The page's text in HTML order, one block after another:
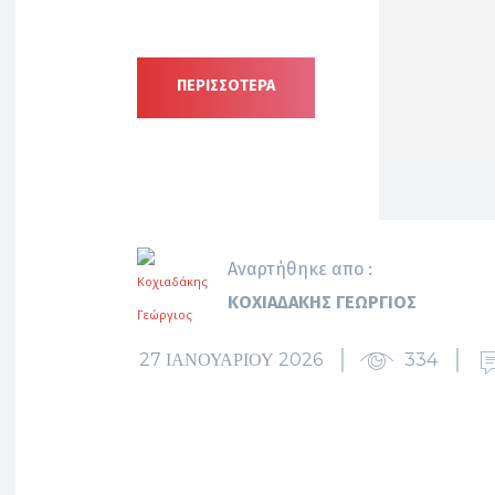
ΠΕΡΙΣΣΟΤΕΡΑ
Αναρτήθηκε απο :
ΚΟΧΙΑΔΆΚΗΣ ΓΕΏΡΓΙΟΣ
27 ΙΑΝΟΥΑΡΊΟΥ 2026 334